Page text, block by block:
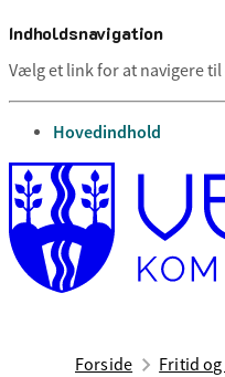
Indholdsnavigation
Vælg et link for at navigere
gå til
Hovedindhold
Forside Fritid